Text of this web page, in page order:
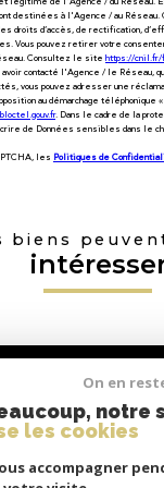
destinées à l'Agence / au Réseau.
droits d’accès, de rectification,
Vous pouvez retirer votre
Consultez le site https://
contacté l'Agence / le Réseau,
vous pouvez adresser une
au démarchage téléphonique
. Dans le cadre de la
de Données sensibles dans le
les Politiques de
biens
suivre
On en
notre
les cookies
accompagner